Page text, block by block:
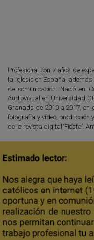
Profesional con 7 años de
la Iglesia en España,
de comunicación. Nació en
Audiovisual en Universidad
Granada de 2010 a 2017, en
fotografía y vídeo, producción
de la revista digital ‘Fiesta’.